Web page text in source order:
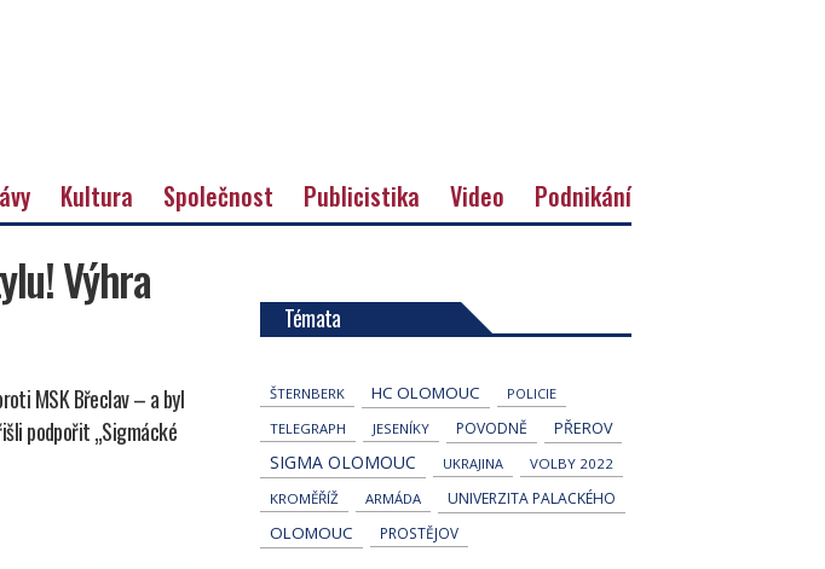
Kultura Společnost Publicistika Video Podnikání
Výhra
MSK Břeclav – a byl
podpořit „Sigmácké
Témata
ŠTERNBERK HC OLOMOUC
POLICIE
TELEGRAPH
JESENÍKY POVODNĚ PŘEROV
SIGMA OLOMOUC UKRAJINA
VOLBY 2022
KROMĚŘÍŽ
ARMÁDA UNIVERZITA PALACKÉHO
OLOMOUC PROSTĚJOV